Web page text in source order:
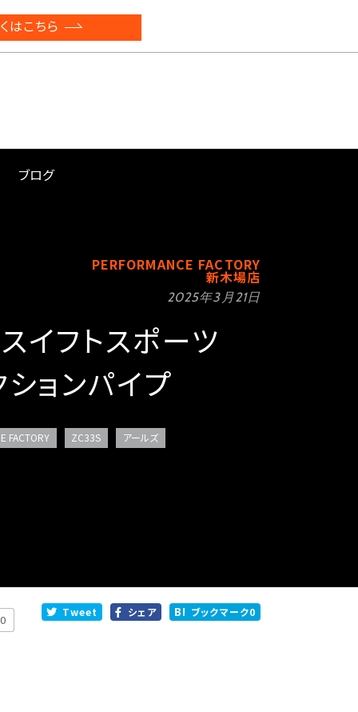
はこちら
ブログ
PERFORMANCE FACTORY
新木場店
2025年3月21日
イフトスポーツ
ションパイプ
FACTORY ZC33S アールズ
0
Tweet シェア ブックマーク0